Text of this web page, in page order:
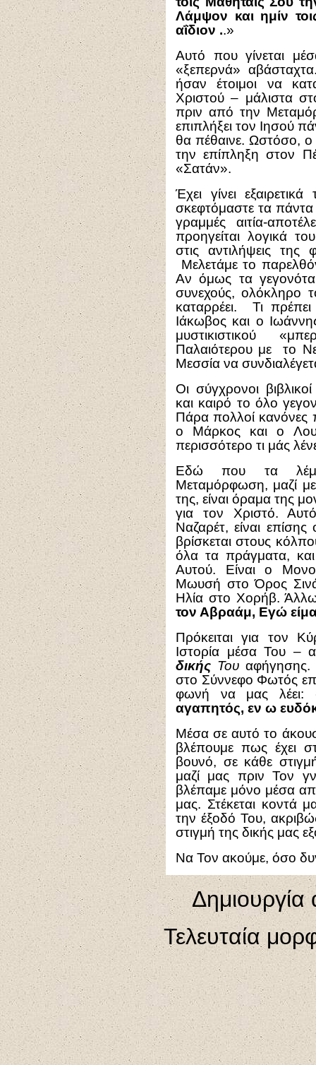
Λάμψον και ημίν
αΐδιον ..»
Αυτό που γίνεται
«ξεπερνά»
ήσαν έτοιμοι να
Χριστού – μάλιστα
πριν από την
επιπλήξει τον Ιησού
θα πέθαινε. Ωστόσο, ο
την επίπληξη στον
«Σατάν».
Έχει γίνει
σκεφτόμαστε τα πάντα
γραμμές αιτία-
προηγείται λογικά
στις αντιλήψεις της
Μελετάμε το
Αν όμως τα
συνεχούς, ολόκληρο
καταρρέει. Τι
Ιάκωβος και ο
μυστικιστικού
Παλαιότερου με το
Μεσσία να
Οι σύγχρονοι
και καιρό το όλο
Πάρα πολλοί κανόνες
ο Μάρκος και ο
περισσότερο τι μάς
Εδώ που τα
Μεταμόρφωση, μαζί με
της, είναι όραμα της
για τον Χριστό.
Ναζαρέτ, είναι
βρίσκεται στους
όλα τα πράγματα,
Αυτού. Είναι ο
Μωυσή στο Όρος Σινά
Ηλία στο Χορήβ.
τον Αβραάμ, Εγώ
Πρόκειται για τον
Ιστορία μέσα Του –
δικής Τουαφήγησης.
στο Σύννεφο Φωτός
φωνή να μας λέει:
αγαπητός, εν ω
Μέσα σε αυτό το
βλέπουμε πως έχει
βουνό, σε κάθε
μαζί μας πριν Τον
βλέπαμε μόνο μέσα
μας. Στέκεται κοντά
την έξοδό Του,
στιγμή της δικής μας
Να Τον ακούμε, όσο
Δημιουργία
Τελευταία